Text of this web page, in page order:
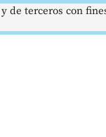
de terceros con